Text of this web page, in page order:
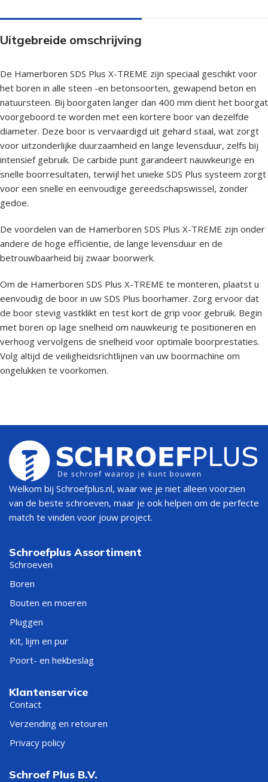
Uitgebreide omschrijving
De Hamerboren SDS Plus X-TREME zijn speciaal geschikt voor
het boren in alle steen -en betonsoorten, gewapend beton en
natuursteen. Bij boorgaten langer dan 400 mm dient het boorgat
voorgeboord te worden met een kortere boor van dezelfde
diameter. Deze boor is vervaardigd uit gehard staal, wat zorgt
voor uitzonderlijke duurzaamheid en lange levensduur, zelfs bij
intensief gebruik. De carbide punt garandeert nauwkeurige en
snelle boorresultaten, terwijl het unieke SDS Plus systeem zorgt
voor een snelle en eenvoudige gereedschapswissel, zonder
gedoe.
De voordelen van de Hamerboren SDS Plus X-TREME zijn onder
andere de hoge efficiëntie, de lange levensduur en de
betrouwbaarheid bij zwaar boorwerk.
Om de Hamerboren SDS Plus X-TREME te monteren, plaatst u
eenvoudig de boor in uw SDS Plus boorhamer. Zorg ervoor dat
de boor stevig vastklikt en test kort de grip voor gebruik. Begin
met boren op lage snelheid om nauwkeurig te positioneren en
verhoog vervolgens de snelheid voor optimale boorprestaties.
Volg altijd de veiligheidsrichtlijnen van uw boormachine om
ongelukken te voorkomen.
Welkom bij Schroefplus.nl, waar we je niet alleen voorzien
van de beste schroeven, maar je ook helpen om de perfecte
match te vinden voor jouw project.
Schroefplus Assortiment
Schroeven
Boren
Bouten en moeren
Pluggen
Kit, lijm en pur
Poort- en hekbeslag
Klantenservice
Contact
Verzending en retouren
Privacy policy
Schroef Plus B.V.